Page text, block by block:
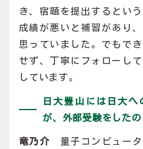
き、宿題を提出するとい
成績が悪いと補習があり
思っていました。でもで
せず、丁寧にフォローし
しています。
日大豊山には日大
が、外部受験をした
竜乃介 量子コンピュー